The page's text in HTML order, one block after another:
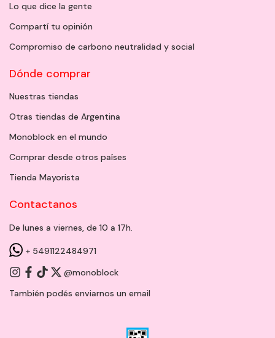
Lo que dice la gente
Compartí tu opinión
Compromiso de carbono neutralidad y social
Dónde comprar
Nuestras tiendas
Otras tiendas de Argentina
Monoblock en el mundo
Comprar desde otros países
Tienda Mayorista
Contactanos
De lunes a viernes, de 10 a 17h.
+ 5491122484971
@monoblock
También podés enviarnos un email